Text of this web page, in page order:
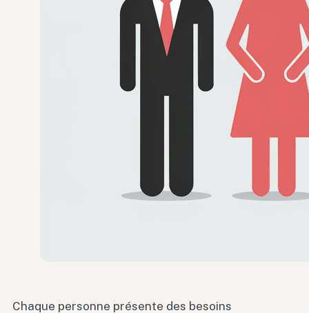
Chaque personne présente des besoins